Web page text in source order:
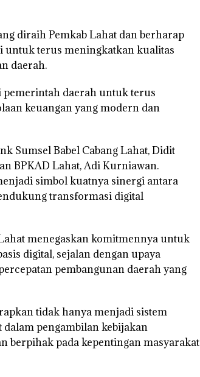
diraih Pemkab Lahat dan berharap
untuk terus meningkatkan kualitas
daerah.
pemerintah daerah untuk terus
keuangan yang modern dan
Sumsel Babel Cabang Lahat, Didit
BPKAD Lahat, Adi Kurniawan.
simbol kuatnya sinergi antara
transformasi digital
menegaskan komitmennya untuk
digital, sejalan dengan upaya
pembangunan daerah yang
tidak hanya menjadi sistem
pengambilan kebijakan
berpihak pada kepentingan masyarakat